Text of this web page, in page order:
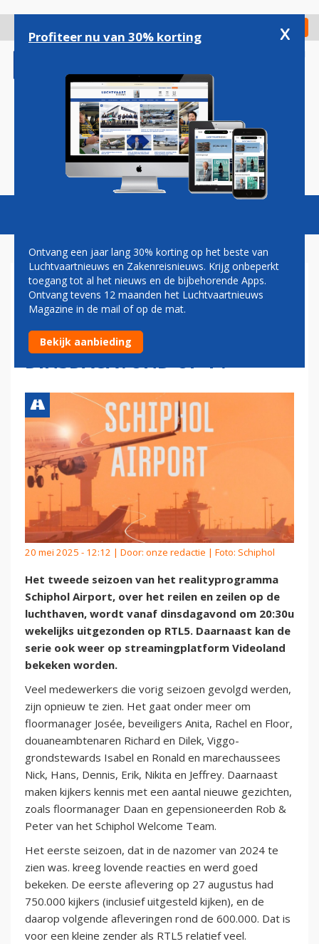
gaan
Check in
Magazine Podcasts Vacatures
NIEUW SEIZOEN
REALITYSERIE SCHIPHOL
AIRPORT VANAF
DINSDAGAVOND OP TV
20 mei 2025 - 12:12 | Door: onze redactie | Foto: Schiphol
Het tweede seizoen van het realityprogramma
Schiphol Airport, over het reilen en zeilen op de
luchthaven, wordt vanaf dinsdagavond om 20:30u
wekelijks uitgezonden op RTL5. Daarnaast kan de
serie ook weer op streamingplatform Videoland
bekeken worden.
Veel medewerkers die vorig seizoen gevolgd werden,
zijn opnieuw te zien. Het gaat onder meer om
floormanager Josée, beveiligers Anita, Rachel en Floor,
douaneambtenaren Richard en Dilek, Viggo-
grondstewards Isabel en Ronald en marechaussees
Nick, Hans, Dennis, Erik, Nikita en Jeffrey. Daarnaast
maken kijkers kennis met een aantal nieuwe gezichten,
zoals floormanager Daan en gepensioneerden Rob &
Peter van het Schiphol Welcome Team.
Het eerste seizoen, dat in de nazomer van 2024 te
zien was. kreeg lovende reacties en werd goed
bekeken. De eerste aflevering op 27 augustus had
750.000 kijkers (inclusief uitgesteld kijken), en de
daarop volgende afleveringen rond de 600.000. Dat is
voor een kleine zender als RTL5 relatief veel.
Profiteer nu van 30% korting x
Ontvang een jaar lang 30% korting op het beste van
Luchtvaartnieuws en Zakenreisnieuws. Krijg onbeperkt
toegang tot al het nieuws en de bijbehorende Apps.
Ontvang tevens 12 maanden het Luchtvaartnieuws
Magazine in de mail of op de mat.
Bekijk aanbieding